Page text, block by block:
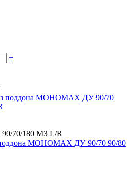
+
70/180 МЗ L/R
поддона МОНОМАХ ДУ 90/70 90/80